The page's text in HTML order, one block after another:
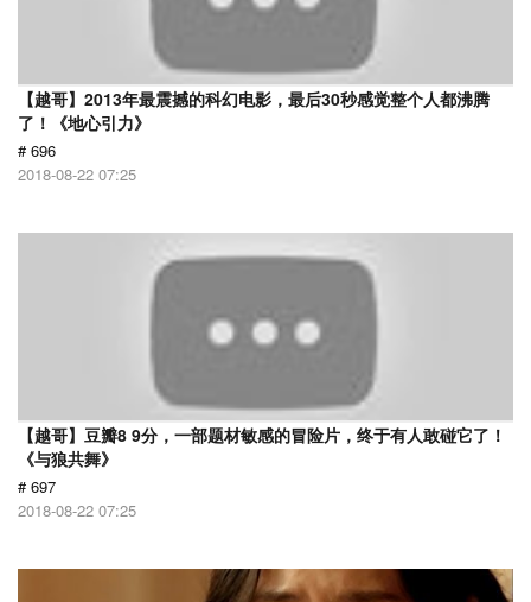
【越哥】2013年最震撼的科幻电影，最后30秒感觉整个人都沸腾
了！《地心引力》
# 696
2018-08-22 07:25
【越哥】豆瓣8 9分，一部题材敏感的冒险片，终于有人敢碰它了！
《与狼共舞》
# 697
2018-08-22 07:25